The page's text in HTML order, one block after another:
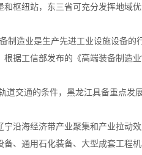
枢纽站，东三省可充分发挥地域
造业是生产先进工业设施设备
工信部发布的《高端装备制造
交通的条件，黑龙江具备重点
沿海经济带产业聚集和产业拉动
、通用石化装备、大型成套工程